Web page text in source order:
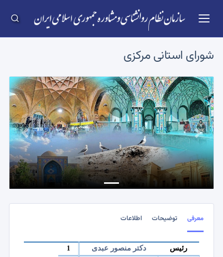
شورای استانیمرکزی
Previous Next
معرفی توضیحات اطلاعات
رئیس دکترمنصور عبدی 1